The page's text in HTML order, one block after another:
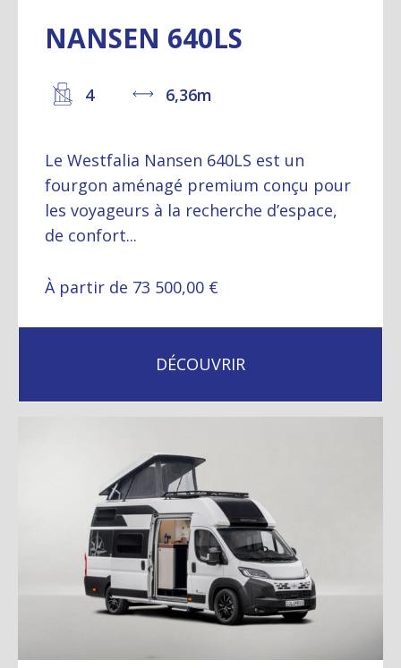
NANSEN 640LS
4 6,36m
Le Westfalia Nansen 640LS est un
fourgon aménagé premium conçu pour
les voyageurs à la recherche d’espace,
de confort...
À partir de 73 500,00 €
DÉCOUVRIR